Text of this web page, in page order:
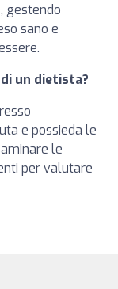
gestendo
sano e
un dietista?
e possieda le
le
per valutare